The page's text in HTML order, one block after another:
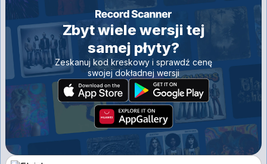
Zbyt wiele wersji tej
samej płyty?
Zeskanuj kod kreskowy i sprawdź cenę
swojej dokładnej wersji